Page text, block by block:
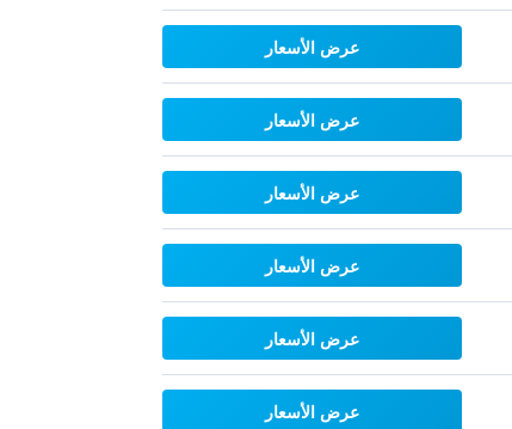
عرض الأسعار
عرض الأسعار
عرض الأسعار
عرض الأسعار
عرض الأسعار
عرض الأسعار